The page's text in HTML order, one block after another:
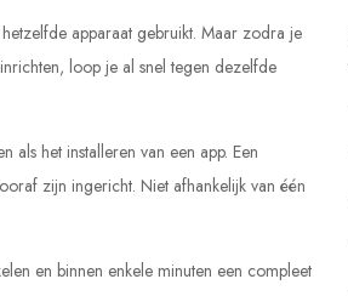
apparaat gebruikt. Maar zodra je
loop je al snel tegen dezelfde
het installeren van een app. Een
zijn ingericht. Niet afhankelijk van één
en binnen enkele minuten een compleet